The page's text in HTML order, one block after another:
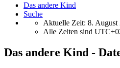
Das andere Kind
Suche
Aktuelle Zeit: 8. August
Alle Zeiten sind
Das andere Kind -